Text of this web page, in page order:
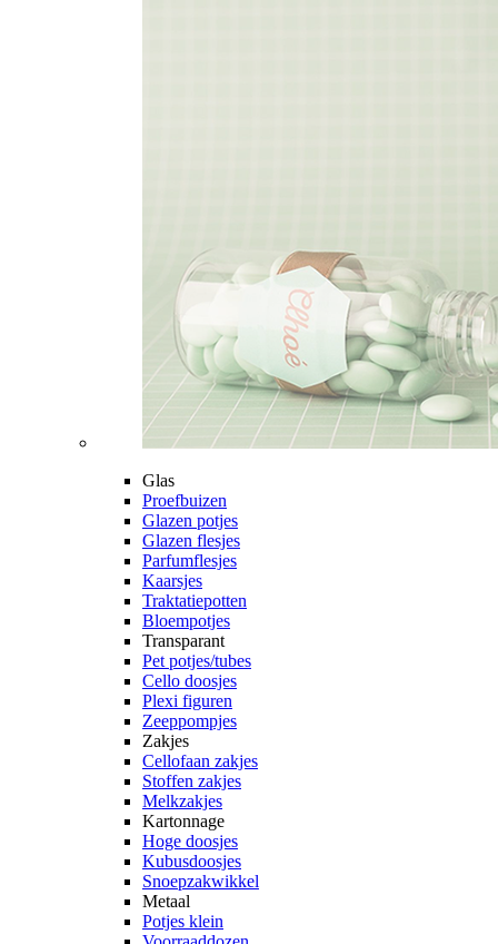
Glas
Proefbuizen
Glazen potjes
Glazen flesjes
Parfumflesjes
Kaarsjes
Traktatiepotten
Bloempotjes
Transparant
Pet potjes/tubes
Cello doosjes
Plexi figuren
Zeeppompjes
Zakjes
Cellofaan zakjes
Stoffen zakjes
Melkzakjes
Kartonnage
Hoge doosjes
Kubusdoosjes
Snoepzakwikkel
Metaal
Potjes klein